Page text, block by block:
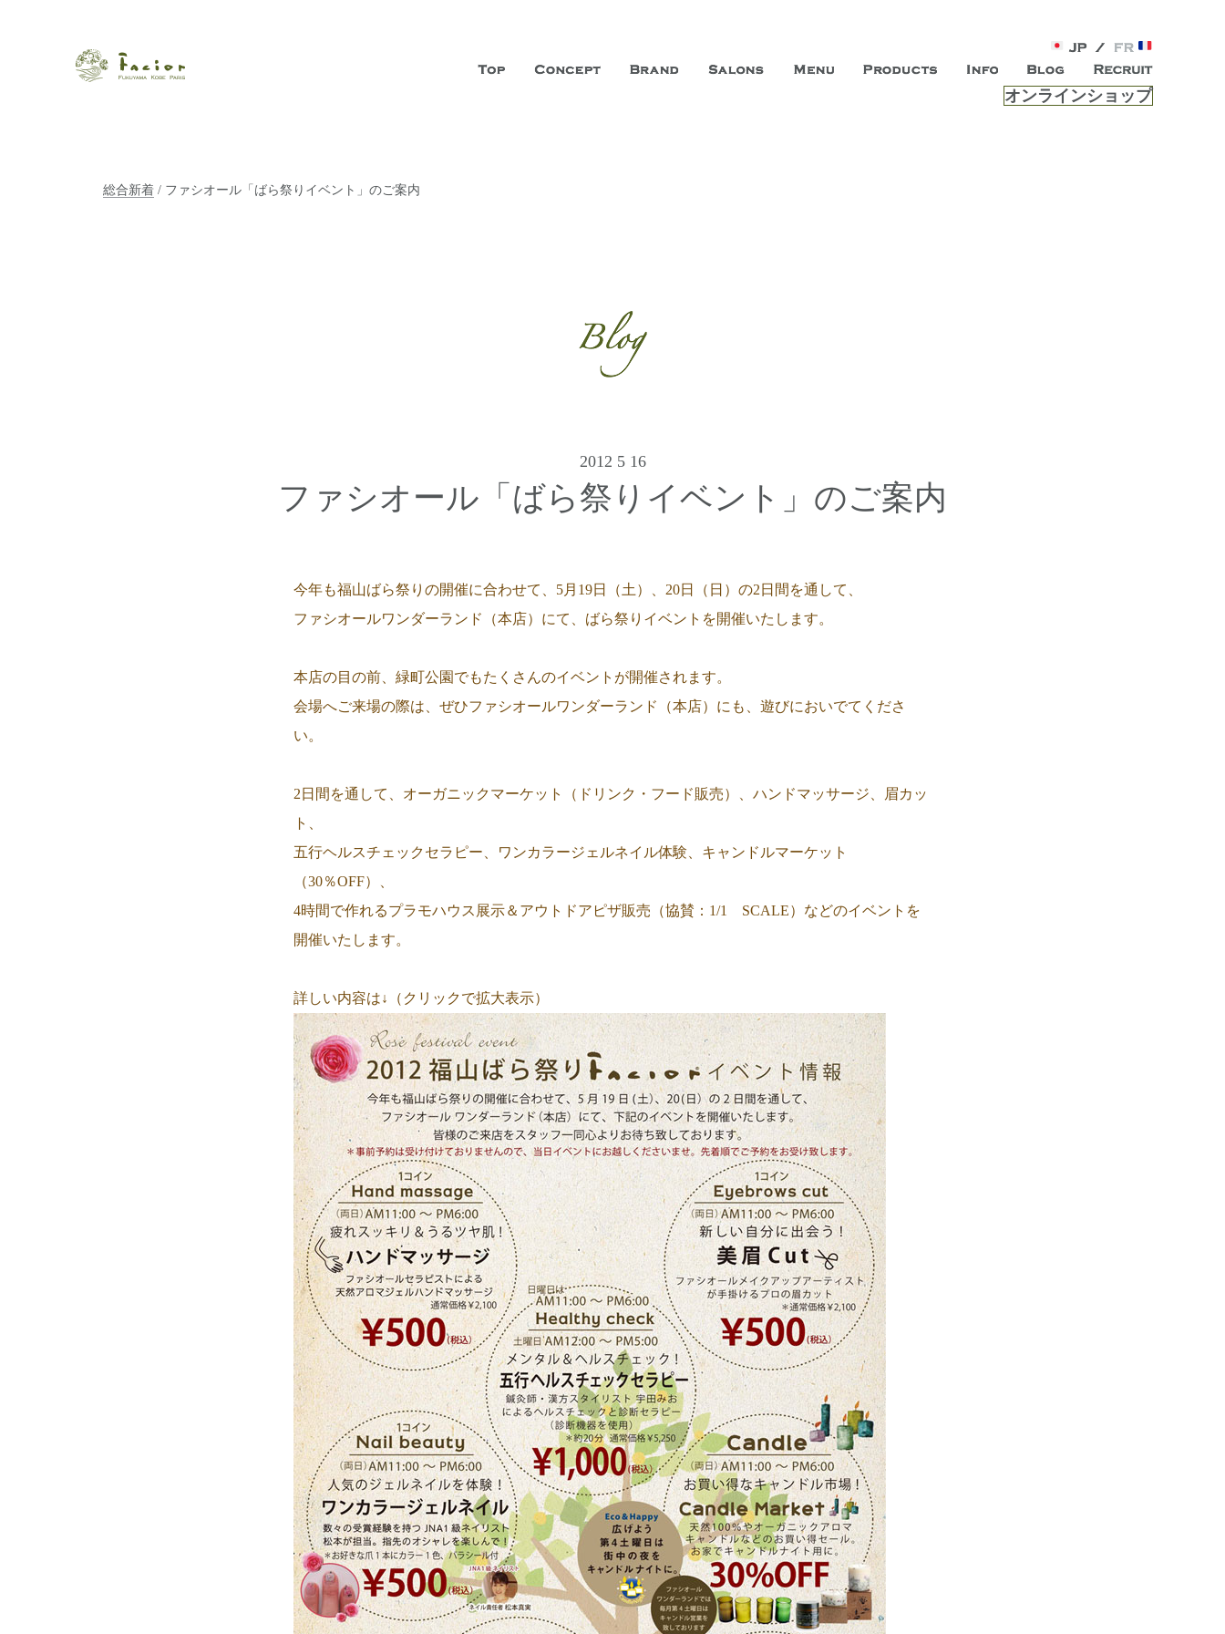
【福山・神戸・Paris】オーガニックエステサロン ファシオールは、 内面から輝く美をトー
瀬戸内から世界に展開するエステサロン「ファシオール」。福山市に3店舗、神戸三宮に「神戸店」 パリサンジェルマン通りに「パリ店」がオープン。お客様のもつ「自らしい美しさ」を追求し、未来の
ポジティブライフを応援します。オーガニックコスメ・商品にこだわり、内面から美しくなることを追求する「本物」の商品・技術・サービスを提供する総合エステサロンです。
オンラインショップ
総合新着 / ファシオール「ばら祭りイベント」のご案内
2012 5 16
ファシオール「ばら祭りイベント」のご案内
今年も福山ばら祭りの開催に合わせて、5月19日（土）、20日（日）の2日間を通して、
ファシオールワンダーランド（本店）にて、ばら祭りイベントを開催いたします。
本店の目の前、緑町公園でもたくさんのイベントが開催されます。
会場へご来場の際は、ぜひファシオールワンダーランド（本店）にも、遊びにおいでてくださ
い。
2日間を通して、オーガニックマーケット（ドリンク・フード販売）、ハンドマッサージ、眉カッ
ト、
五行ヘルスチェックセラピー、ワンカラージェルネイル体験、キャンドルマーケット
（30％OFF）、
4時間で作れるプラモハウス展示＆アウトドアピザ販売（協賛：1/1 SCALE）などのイベントを
開催いたします。
詳しい内容は↓（クリックで拡大表示）